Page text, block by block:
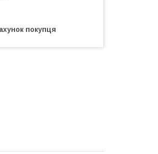
покупця